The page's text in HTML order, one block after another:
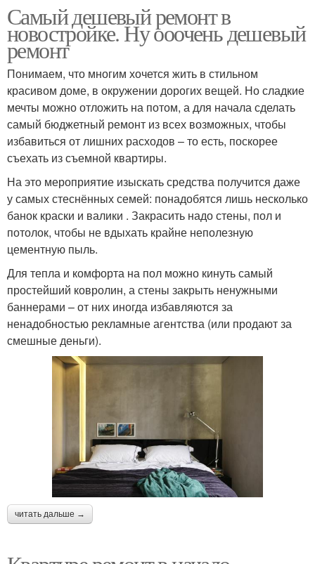
Самый дешевый ремонт в
новостройке. Ну ооочень дешевый
ремонт
Понимаем, что многим хочется жить в стильном
красивом доме, в окружении дорогих вещей. Но сладкие
мечты можно отложить на потом, а для начала сделать
самый бюджетный ремонт из всех возможных, чтобы
избавиться от лишних расходов – то есть, поскорее
съехать из съемной квартиры.
На это мероприятие изыскать средства получится даже
у самых стеснённых семей: понадобятся лишь несколько
банок краски и валики . Закрасить надо стены, пол и
потолок, чтобы не вдыхать крайне неполезную
цементную пыль.
Для тепла и комфорта на пол можно кинуть самый
простейший ковролин, а стены закрыть ненужными
баннерами – от них иногда избавляются за
ненадобностью рекламные агентства (или продают за
смешные деньги).
читать дальше →